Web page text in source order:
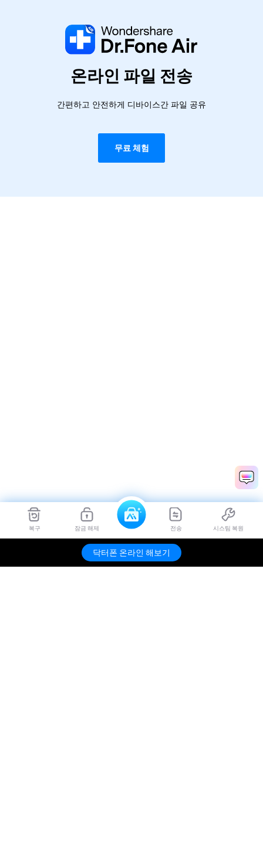
복구 잠금 해제 전송 시스팀 복원
닥터폰 온라인 해보기
온라인 파일 전송
간편하고 안전하게 디바이스간 파일 공유
무료 체험